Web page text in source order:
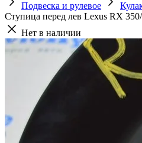
Подвеска и рулевое
Ступица перед лев Lexus RX
Нет в наличии